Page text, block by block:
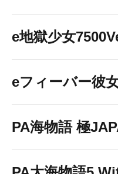
e地獄少女
eフィーバー彼
PA海物語 極